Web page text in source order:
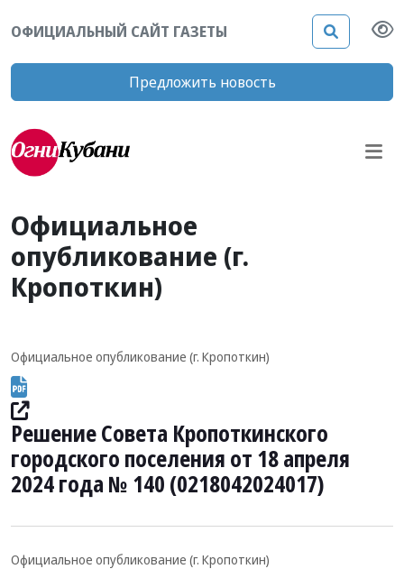
ОФИЦИАЛЬНЫЙ САЙТ ГАЗЕТЫ
Предложить новость
Официальное
опубликование (г.
Кропоткин)
Официальное опубликование (г. Кропоткин)
Решение Совета Кропоткинского
городского поселения от 18 апреля
2024 года № 140 (0218042024017)
Официальное опубликование (г. Кропоткин)